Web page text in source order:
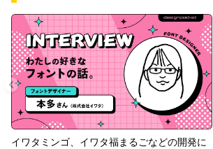
イワタミンゴ、イワタ福まるごなどの開発に